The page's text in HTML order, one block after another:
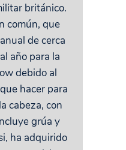
británico.
común, que
de cerca
año para la
debido al
hacer para
cabeza, con
grúa y
ha adquirido